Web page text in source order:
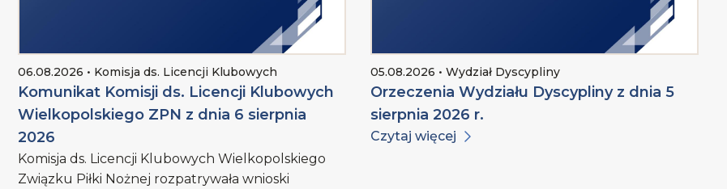
06.08.2026 • Komisja ds. Licencji Klubowych
Komunikat Komisji ds. Licencji Klubowych
Wielkopolskiego ZPN z dnia 6 sierpnia
2026
Komisja ds. Licencji Klubowych Wielkopolskiego
Związku Piłki Nożnej rozpatrywała wnioski
05.08.2026 • Wydział Dyscypliny
Orzeczenia Wydziału Dyscypliny z dnia 5
sierpnia 2026 r.
Czytaj więcej